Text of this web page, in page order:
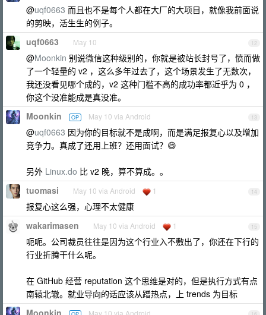
@uqf0663 而且也不是每个人都在大厂的大项目，就像我前面说
的剪映，活生生的例子。
12
uqf0663 May 10
@Moonkin 别说微信这种级别的，你就是被站长封号了，愤而做
了一个轻量的 v2 ，这么多年过去了，这个场景发生了无数次，
我还没看见哪个成的，v2 这种门槛不高的成功率都近乎为 0 ，
你这个没准能成是真没准。
13
Moonkin OP May 10 via Android
@uqf0663 因为你的目标就不是成啊，而是满足报复心以及增加
竞争力。真成了还用上班？还用面试？😄
另外 Linux.do 比 v2 晚，算不算成。。
14
tuomasi May 10 via Android 1
报复心这么强，心理不太健康
15
wakarimasen May 10 via Android 1
呃呃。公司裁员往往是因为这个行业入不敷出了，你还在下行的
行业折腾干什么呢。
在 GitHub 经营 reputation 这个思维是对的，但是执行方式有点
南辕北辙。就业导向的话应该从蹭热点，上 trends 为目标
Moonkin May 10 via Android